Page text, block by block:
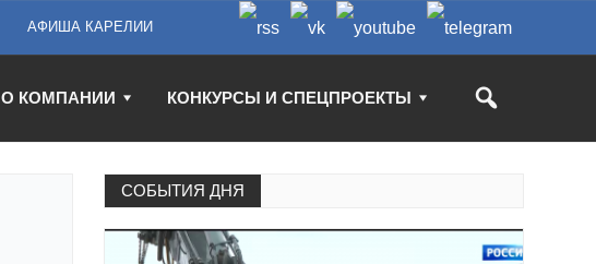
АФИША КАРЕЛИИ
О КОМПАНИИ КОНКУРСЫ И СПЕЦПРОЕКТЫ
СОБЫТИЯ ДНЯ